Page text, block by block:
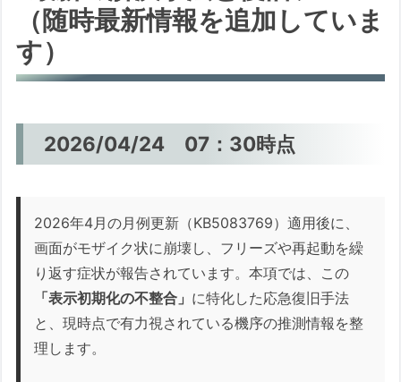
【未検証】物理バイパスによる「視認性回復」
の試行（上級者向け）
iGPU（マザーボード端子）への
切り替え
ドへの一時換装
3. メーカー独自のBIOSリカバ
リ・ショートカット（HP等）
さらに：留意事項（このケースでの
CMOSクリア）
（随時最新情報を追加していま
す）
2026/04/24 07：30時点
2026年4月の月例更新（KB5083769）適用後に、
画面がモザイク状に崩壊し、フリーズや再起動を繰
り返す症状が報告されています。本項では、この
「表示初期化の不整合」 に特化した応急復旧手法
と、現時点で有力視されている機序の推測情報を整
理します。